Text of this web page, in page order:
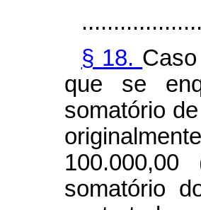
§ 18.
que se
somatório
somatório